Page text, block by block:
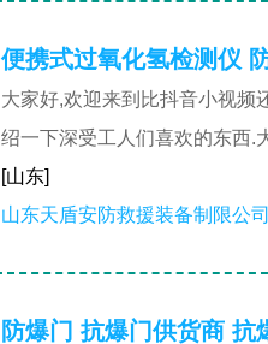
便携式过氧化氢检测仪
大家好,欢迎来到比抖音小视频
绍一下深受工人们喜欢的东西.
[山东]
山东天盾安防救援装备制限公
防爆门 抗爆门供货商 抗